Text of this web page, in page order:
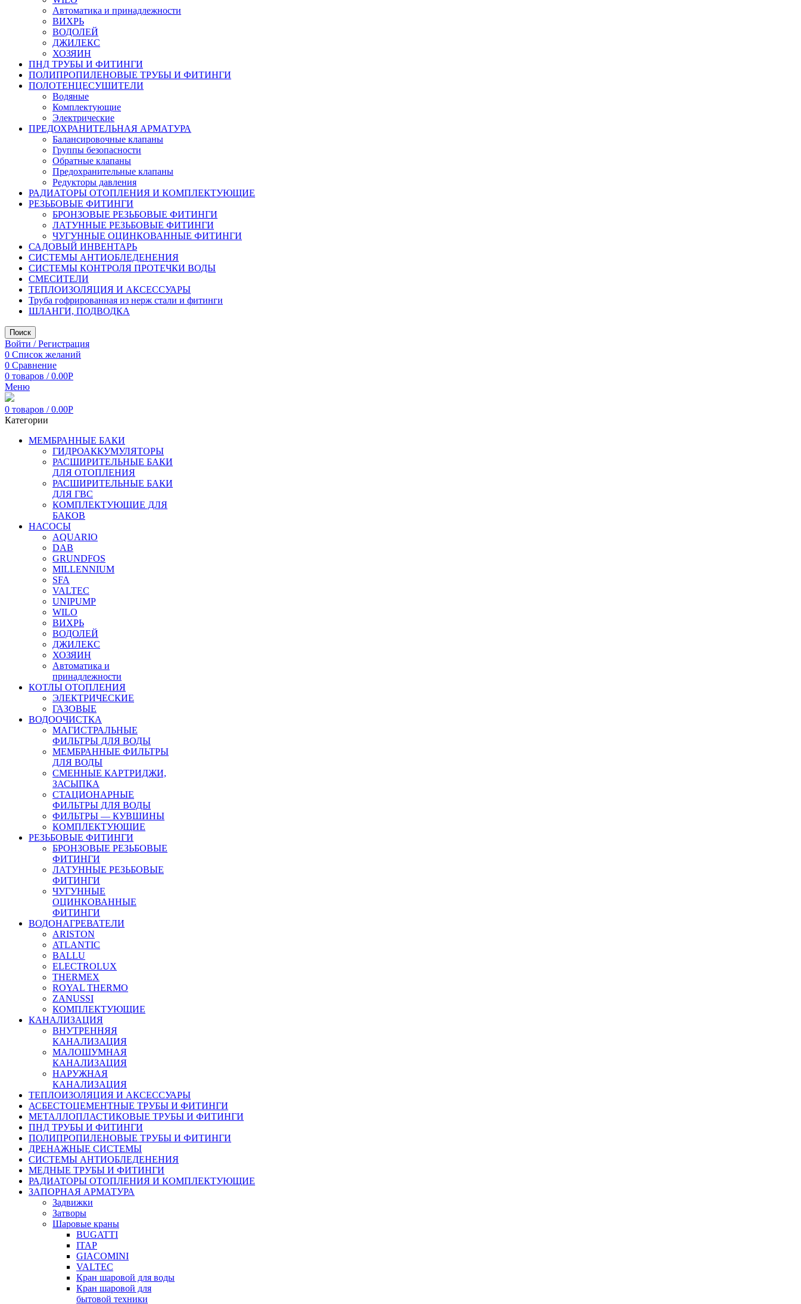
Автоматика и принадлежности
ВИХРЬ
ВОДОЛЕЙ
ДЖИЛЕКС
ХОЗЯИН
ПНД ТРУБЫ И ФИТИНГИ
ПОЛИПРОПИЛЕНОВЫЕ ТРУБЫ И ФИТИНГИ
ПОЛОТЕНЦЕСУШИТЕЛИ
Водяные
Комплектующие
Электрические
ПРЕДОХРАНИТЕЛЬНАЯ АРМАТУРА
Балансировочные клапаны
Группы безопасности
Обратные клапаны
Предохранительные клапаны
Редукторы давления
РАДИАТОРЫ ОТОПЛЕНИЯ И КОМПЛЕКТУЮЩИЕ
РЕЗЬБОВЫЕ ФИТИНГИ
БРОНЗОВЫЕ РЕЗЬБОВЫЕ ФИТИНГИ
ЛАТУННЫЕ РЕЗЬБОВЫЕ ФИТИНГИ
ЧУГУННЫЕ ОЦИНКОВАННЫЕ ФИТИНГИ
САДОВЫЙ ИНВЕНТАРЬ
СИСТЕМЫ АНТИОБЛЕДЕНЕНИЯ
СИСТЕМЫ КОНТРОЛЯ ПРОТЕЧКИ ВОДЫ
СМЕСИТЕЛИ
ТЕПЛОИЗОЛЯЦИЯ И АКСЕССУАРЫ
Труба гофрированная из нерж стали и фитинги
ШЛАНГИ, ПОДВОДКА
Поиск
Войти / Регистрация
0 Список желаний
0 Сравнение
0 товаров / 0.00Р
Меню
0 товаров / 0.00Р
Категории
МЕМБРАННЫЕ БАКИ
ГИДРОАККУМУЛЯТОРЫ
РАСШИРИТЕЛЬНЫЕ БАКИ
ДЛЯ ОТОПЛЕНИЯ
РАСШИРИТЕЛЬНЫЕ БАКИ
ДЛЯ ГВС
КОМПЛЕКТУЮЩИЕ ДЛЯ
БАКОВ
НАСОСЫ
AQUARIO
DAB
GRUNDFOS
MILLENNIUM
SFA
VALTEC
UNIPUMP
WILO
ВИХРЬ
ВОДОЛЕЙ
ДЖИЛЕКС
ХОЗЯИН
Автоматика и
принадлежности
КОТЛЫ ОТОПЛЕНИЯ
ЭЛЕКТРИЧЕСКИЕ
ГАЗОВЫЕ
ВОДООЧИСТКА
МАГИСТРАЛЬНЫЕ
ФИЛЬТРЫ ДЛЯ ВОДЫ
МЕМБРАННЫЕ ФИЛЬТРЫ
ДЛЯ ВОДЫ
СМЕННЫЕ КАРТРИДЖИ,
ЗАСЫПКА
СТАЦИОНАРНЫЕ
ФИЛЬТРЫ ДЛЯ ВОДЫ
ФИЛЬТРЫ — КУВШИНЫ
КОМПЛЕКТУЮЩИЕ
РЕЗЬБОВЫЕ ФИТИНГИ
БРОНЗОВЫЕ РЕЗЬБОВЫЕ
ФИТИНГИ
ЛАТУННЫЕ РЕЗЬБОВЫЕ
ФИТИНГИ
ЧУГУННЫЕ
ОЦИНКОВАННЫЕ
ФИТИНГИ
ВОДОНАГРЕВАТЕЛИ
ARISTON
ATLANTIC
BALLU
ELECTROLUX
THERMEX
ROYAL THERMO
ZANUSSI
КОМПЛЕКТУЮЩИЕ
КАНАЛИЗАЦИЯ
ВНУТРЕННЯЯ
КАНАЛИЗАЦИЯ
МАЛОШУМНАЯ
КАНАЛИЗАЦИЯ
НАРУЖНАЯ
КАНАЛИЗАЦИЯ
ТЕПЛОИЗОЛЯЦИЯ И АКСЕССУАРЫ
АСБЕСТОЦЕМЕНТНЫЕ ТРУБЫ И ФИТИНГИ
МЕТАЛЛОПЛАСТИКОВЫЕ ТРУБЫ И ФИТИНГИ
ПНД ТРУБЫ И ФИТИНГИ
ПОЛИПРОПИЛЕНОВЫЕ ТРУБЫ И ФИТИНГИ
ДРЕНАЖНЫЕ СИСТЕМЫ
СИСТЕМЫ АНТИОБЛЕДЕНЕНИЯ
МЕДНЫЕ ТРУБЫ И ФИТИНГИ
РАДИАТОРЫ ОТОПЛЕНИЯ И КОМПЛЕКТУЮЩИЕ
ЗАПОРНАЯ АРМАТУРА
Задвижки
Затворы
Шаровые краны
BUGATTI
ITAP
GIACOMINI
VALTEC
Кран шаровой для воды
Кран шаровой для
бытовой техники